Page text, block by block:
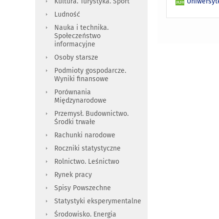
Ludność
Nauka i technika.
Społeczeństwo
informacyjne
Osoby starsze
Podmioty gospodarcze.
Wyniki finansowe
Porównania
Międzynarodowe
Przemysł. Budownictwo.
Środki trwałe
Rachunki narodowe
Roczniki statystyczne
Rolnictwo. Leśnictwo
Rynek pracy
Spisy Powszechne
Statystyki eksperymentalne
Środowisko. Energia